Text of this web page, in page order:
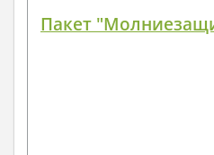
Пакет